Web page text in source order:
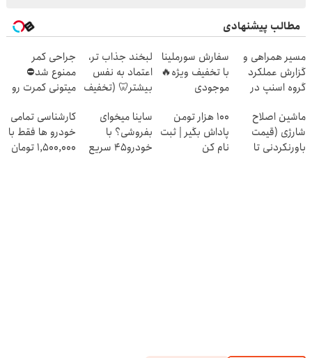
مطالب پیشنهادی
مسیر همراهی و
گزارش عملکرد
گروه اسنپ در
سفارش سورملینا
با تخفیف ویژه🔥
موجودی
لبخند جذاب تر،
اعتماد به نفس
بیشتر🦷 (تخفیف
جراحی کمر
ممنوع شد⛔
میتونی کمرت رو
کنی! 👈🏻
پرسش‌نامه
ماشین اصلاح
شارژی (قیمت
باورنکردنی تا
100 هزار تومن
پاداش بگیر | ثبت
نام کن
ساینا میخوای
بفروشی؟ با
خودرو45 سریع
کارشناسی تمامی
خودرو ها فقط با
1,500,000 تومان